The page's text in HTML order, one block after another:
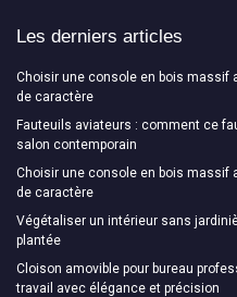
Les derniers articles
Choisir une console en bois massif
de caractère
Fauteuils aviateurs : comment ce
salon contemporain
Choisir une console en bois massif
de caractère
Végétaliser un intérieur sans
plantée
Cloison amovible pour bureau
travail avec élégance et précision